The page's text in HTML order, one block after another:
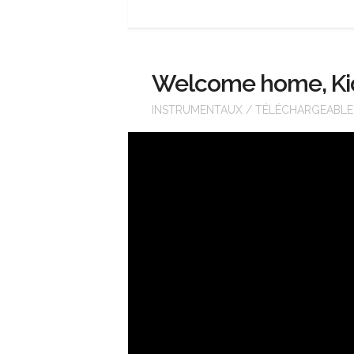
Welcome home,
INSTRUMENTAUX / TÉLÉCHARGEABLE